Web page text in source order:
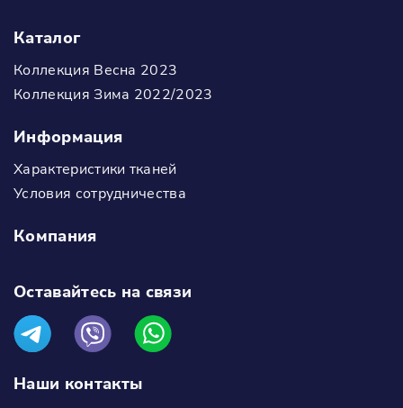
Каталог
Коллекция Весна 2023
Коллекция Зима 2022/2023
Информация
Характеристики тканей
Условия сотрудничества
Компания
Оставайтесь на связи
Наши контакты